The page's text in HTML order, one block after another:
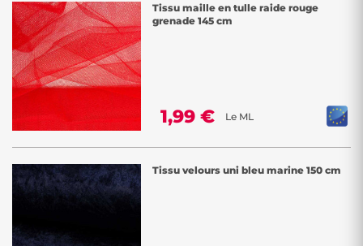
Tissu maille en tulle raide rouge
grenade 145 cm
1,99 € Le ML
Tissu velours uni bleu marine 150 cm